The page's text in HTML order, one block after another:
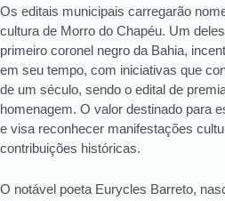
Os editais municipais carregarão
cultura de Morro do Chapéu. Um
primeiro coronel negro da Bahia,
em seu tempo, com iniciativas que
de um século, sendo o edital de
homenagem. O valor destinado para
e visa reconhecer manifestações
contribuições históricas.
O notável poeta Eurycles Barreto,